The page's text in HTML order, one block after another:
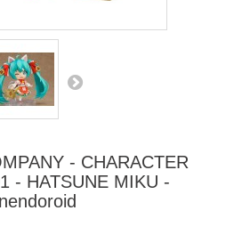
- CHARACTER
- HATSUNE MIKU -